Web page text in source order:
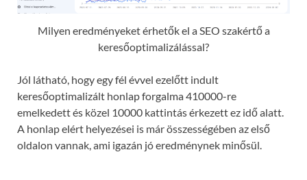
Milyen eredményeket érhetők el a SEO szakértő a
keresőoptimalizálással?
Jól látható, hogy egy fél évvel ezelőtt indult
keresőoptimalizált honlap forgalma 410000-re
emelkedett és közel 10000 kattintás érkezett ez idő alatt.
A honlap elért helyezései is már összességében az első
oldalon vannak, ami igazán jó eredménynek minősül.